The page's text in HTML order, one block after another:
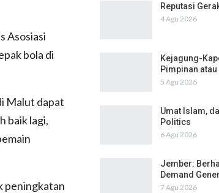
Asosiasi
bola di
Malut dapat
baik lagi,
peningkatan
Reputasi
4 Agu 2026
Kejagung-
Pimpinan
5 Agu 2026
Umat Islam,
Politics
6 Agu 2026
Jember:
Demand
7 Agu 2026